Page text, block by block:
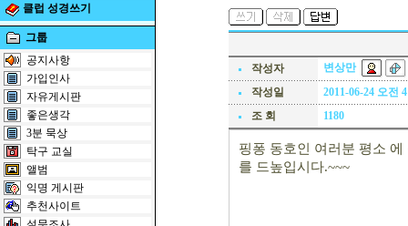
클럽 성경쓰기
그룹
공지사항
가입인사
자유게시판
좋은생각
3분 묵상
탁구 교실
앨범
익명 게시판
추천사이트
작성자
변상만
작성일
2011-06-24 오전
조 회
1180
핑퐁 동호인 여러분 평소
를 드높입시다.~~~